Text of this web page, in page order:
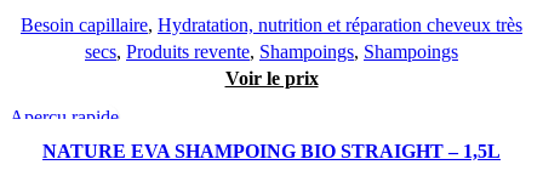
Besoin capillaire, Hydratation, nutrition et réparation cheveux très
secs, Produits revente, Shampoings, Shampoings
Voir le prix
Aperçu rapide
NATURE EVA SHAMPOING BIO STRAIGHT – 1,5L